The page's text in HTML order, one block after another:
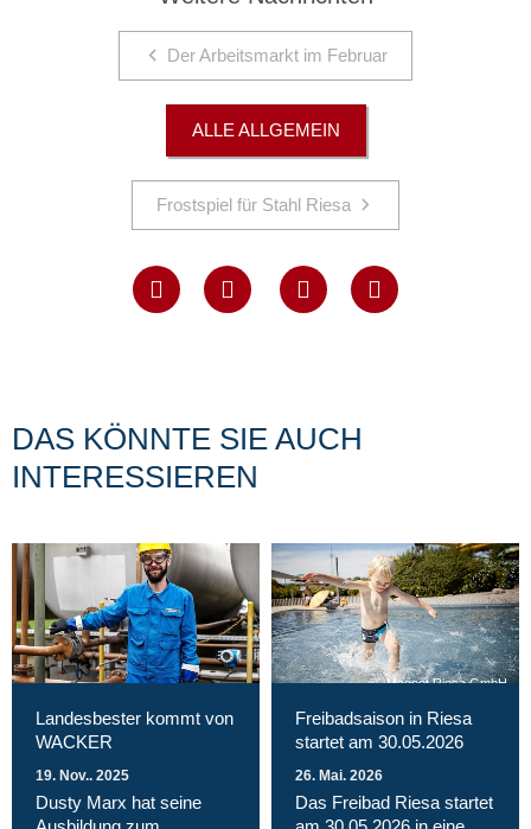
Der Arbeitsmarkt im Februar
ALLE ALLGEMEIN
Frostspiel für Stahl Riesa
DAS KÖNNTE SIE AUCH
INTERESSIEREN
Landesbester kommt von
WACKER
19. Nov.. 2025
Dusty Marx hat seine
Magnet Riesa GmbH
Freibadsaison in Riesa
startet am 30.05.2026
26. Mai. 2026
Das Freibad Riesa startet